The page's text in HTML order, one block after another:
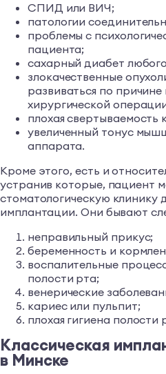
СПИД или ВИЧ;
патологии
проблемы с
пациента;
сахарный диабет
злокачественные
развиваться по
хирургической
плохая свертываемость
увеличенный тонус
аппарата.
Кроме этого, есть и
устранив которые, пациент
стоматологическую клинику
имплантации. Они бывают
неправильный прикус;
беременность и
воспалительные
полости рта;
венерические
кариес или пульпит;
плохая гигиена полости
Классическая
в Минске